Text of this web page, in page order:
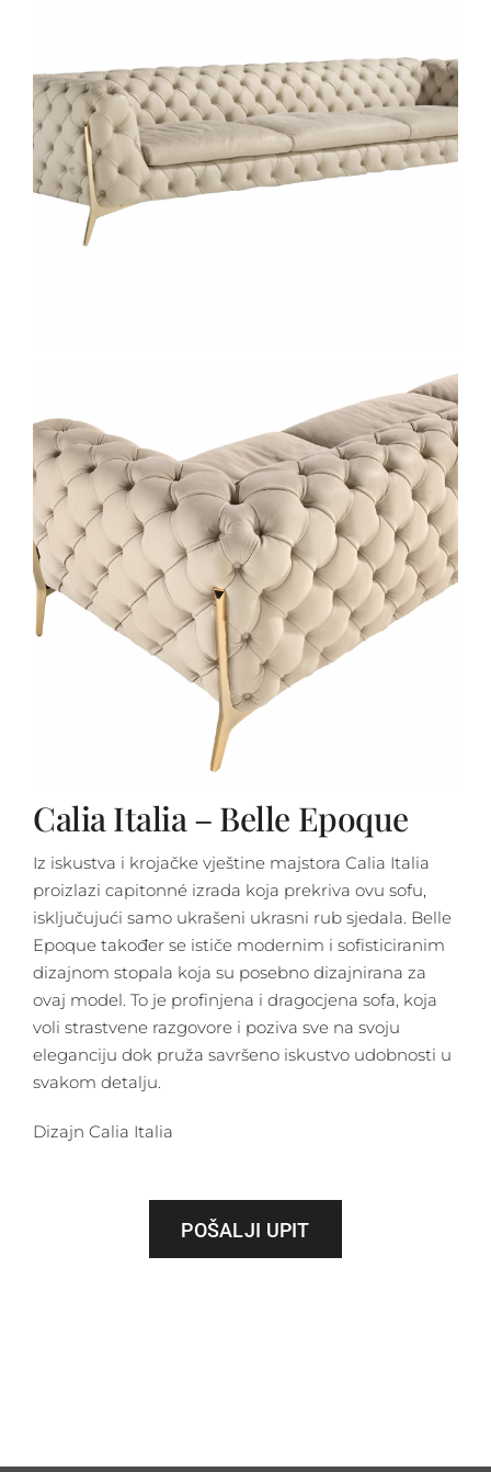
Calia Italia – Belle Epoque
Iz iskustva i krojačke vještine majstora Calia Italia
proizlazi capitonné izrada koja prekriva ovu sofu,
isključujući samo ukrašeni ukrasni rub sjedala. Belle
Epoque također se ističe modernim i sofisticiranim
dizajnom stopala koja su posebno dizajnirana za
ovaj model. To je profinjena i dragocjena sofa, koja
voli strastvene razgovore i poziva sve na svoju
eleganciju dok pruža savršeno iskustvo udobnosti u
svakom detalju.
Dizajn Calia Italia
POŠALJI UPIT